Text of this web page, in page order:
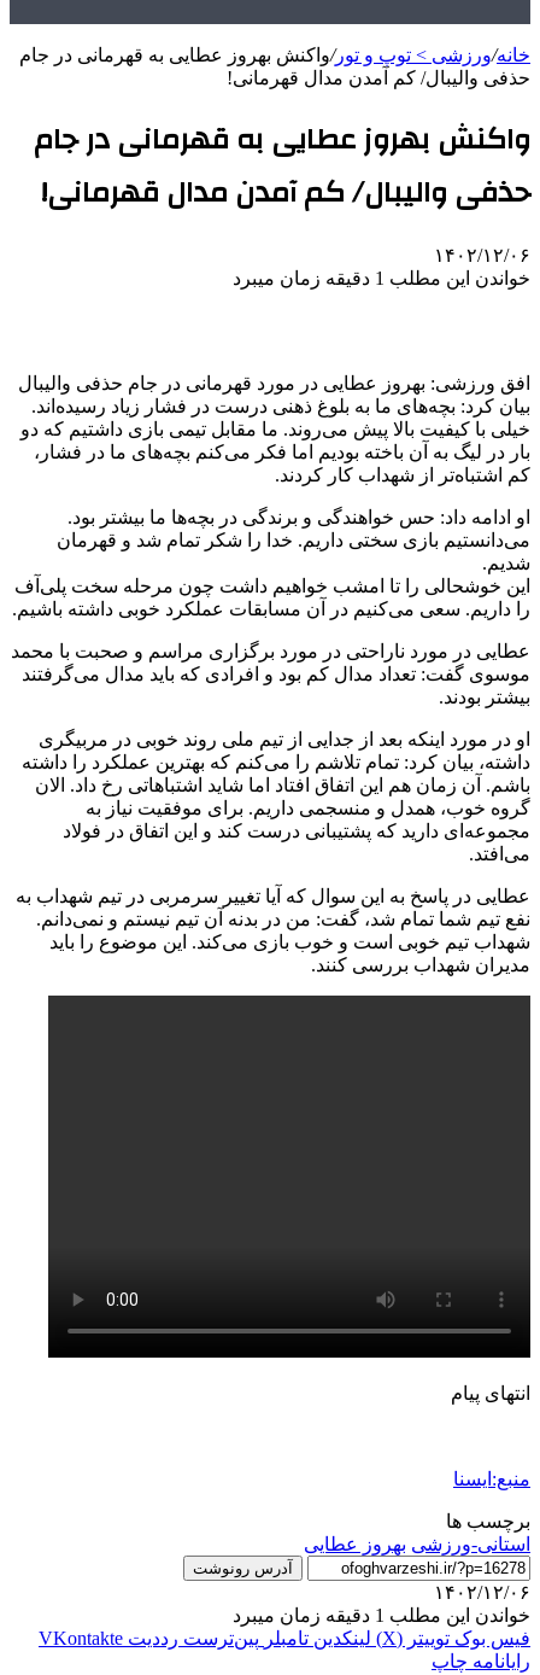
خانه/ورزشی > توپ و تور/واکنش بهروز عطایی به قهرمانی در جام
حذفی والیبال/ کم آمدن مدال قهرمانی!
واکنش بهروز عطایی به قهرمانی در جام
حذفی والیبال/ کم آمدن مدال قهرمانی!
۱۴۰۲/۱۲/۰۶
خواندن این مطلب 1 دقیقه زمان میبرد
افق ورزشی: بهروز عطایی در مورد قهرمانی در جام حذفی والیبال
بیان کرد: بچه‌های ما به بلوغ ذهنی درست در فشار زیاد رسیده‌اند.
خیلی با کیفیت بالا پیش می‌روند. ما مقابل تیمی بازی داشتیم که دو
بار در لیگ به آن باخته بودیم اما فکر می‌کنم بچه‌های ما در فشار،
کم اشتباه‌تر از شهداب کار کردند.
او ادامه داد: حس خواهندگی و برندگی در بچه‌ها ما بیشتر بود.
می‌دانستیم بازی سختی داریم. خدا را شکر تمام شد و قهرمان
شدیم.
این خوشحالی را تا امشب خواهیم داشت چون مرحله سخت پلی‌آف
را داریم. سعی می‌کنیم در آن مسابقات عملکرد خوبی داشته باشیم.
عطایی در مورد ناراحتی در مورد برگزاری مراسم و صحبت با محمد
موسوی گفت: تعداد مدال کم بود و افرادی که باید مدال می‌گرفتند
بیشتر بودند.
او در مورد اینکه بعد از جدایی از تیم ملی روند خوبی در مربیگری
داشته، بیان کرد: تمام تلاشم را می‌کنم که بهترین عملکرد را داشته
باشم. آن زمان هم این اتفاق افتاد اما شاید اشتباهاتی رخ داد. الان
گروه خوب، همدل و منسجمی داریم. برای موفقیت نیاز به
مجموعه‌ای دارید که پشتیبانی درست کند و این اتفاق در فولاد
می‌افتد.
عطایی در پاسخ به این سوال که آیا تغییر سرمربی در تیم شهداب به
نفع تیم شما تمام شد، گفت: من در بدنه آن تیم نیستم و نمی‌دانم.
شهداب تیم خوبی است و خوب بازی می‌کند. این موضوع را باید
مدیران شهداب بررسی کنند.
انتهای پیام
منبع:ایسنا
برچسب ها
استانی-ورزشی بهروز عطایی
آدرس رونوشت
۱۴۰۲/۱۲/۰۶
خواندن این مطلب 1 دقیقه زمان میبرد
فیس بوک توییتر (X) لینکدین ‫تامبلر ‫پین‌ترست ‫رددیت ‫VKontakte
رایانامه چاپ